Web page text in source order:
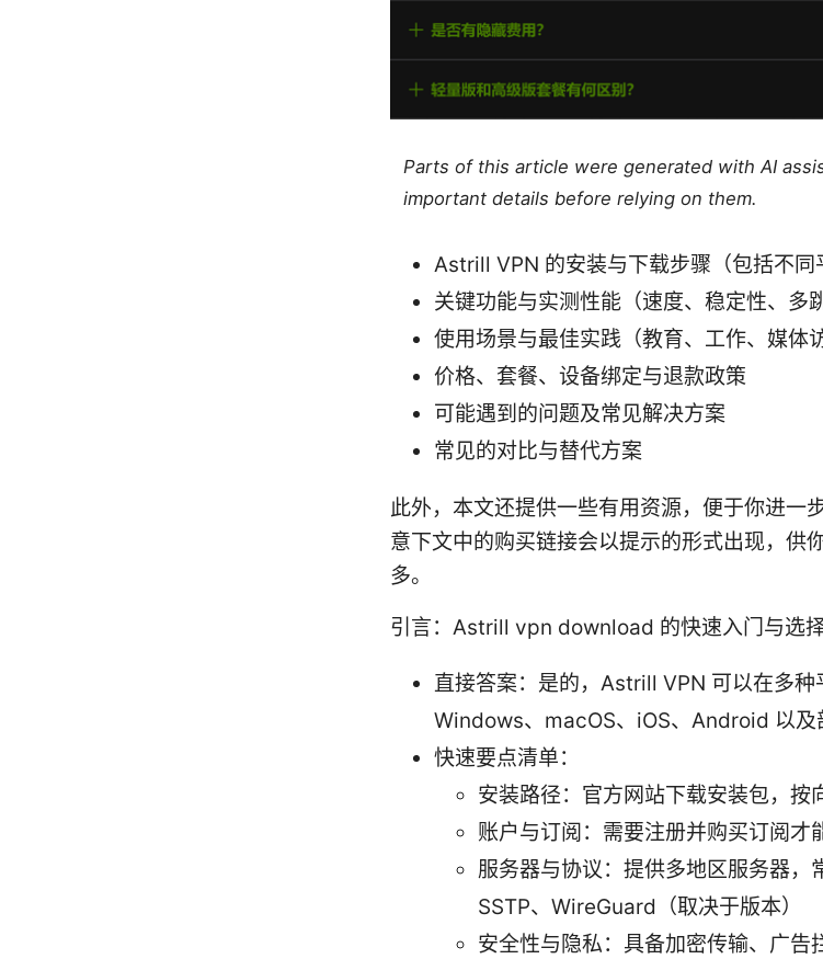
Parts of this article were generated with AI
important details before relying on them.
Astrill VPN 的安装与下载步骤（包括不同
关键功能与实测性能（速度、稳定性、多
使用场景与最佳实践（教育、工作、媒体
价格、套餐、设备绑定与退款政策
可能遇到的问题及常见解决方案
常见的对比与替代方案
此外，本文还提供一些有用资源，便于你进一
意下文中的购买链接会以提示的形式出现，供
多。
引言：Astrill vpn download 的快速入门与选
直接答案：是的，Astrill VPN 可以在多
Windows、macOS、iOS、Android 以及
快速要点清单：
安装路径：官方网站下载安装包，按
账户与订阅：需要注册并购买订阅才
服务器与协议：提供多地区服务器，
SSTP、WireGuard（取决于版本）
安全性与隐私：具备加密传输、广告